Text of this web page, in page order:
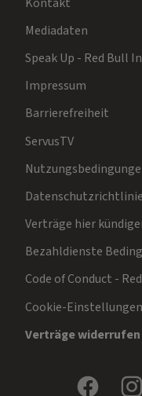
Mediadaten
Speak Up - Red Bull
Impressum
Barrierefreiheit
ServusTV
Datenschutzrichtlinie
Verträge hier
Bezahldienste
Code of Conduct -
Cookie-Einstellungen
Verträge widerrufen